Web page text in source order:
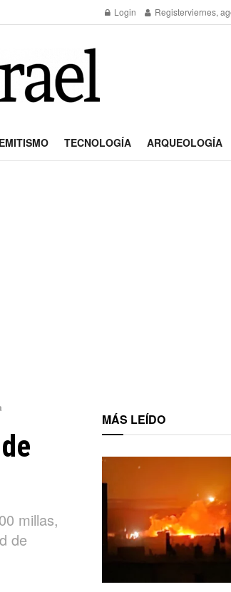
Login Registerviernes,
TECNOLOGÍA ARQUEOLOGÍA
millas,
de
MÁS LEÍDO